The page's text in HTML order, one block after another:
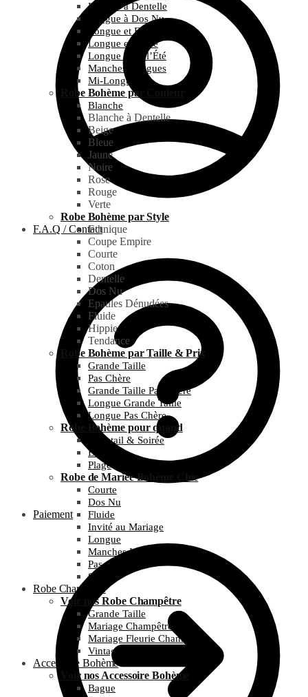
F.A.Q / Contact
Paiement
Longue à Dentelle
Longue à Dos Nu
Longue et Fleurie
Longue et Noire
Longue pour l’Été
Manches Longues
Mi-Longue
Robe Bohème par Couleur
Blanche
Blanche à Dentelle
Beige
Bleue
Jaune
Noire
Rose
Rouge
Verte
Robe Bohème par Style
Ethnique
Coupe Empire
Courte
Coton
Dentelle
Dos Nu
Epaules Dénudées
Fluide
Hippie
Tendance
Robe Bohème par Taille & Prix
Grande Taille
Pas Chère
Grande Taille Pas Chère
Longue Grande Taille
Longue Pas Chère
Robe Bohème pour quand
Cocktail & Soirée
Été
Plage
Robe de Mariée Bohème Chic
Courte
Dos Nu
Fluide
Invité au Mariage
Longue
Manches Longues
Pas Chère
Simple
Robe Champêtre
Voir nos Robe Champêtre
Grande Taille
Mariage Champêtre
Mariage Fleurie Champêtre
Vintage et Guinguette
Accessoire Bohème
Voir nos Accessoire Bohème
Bague